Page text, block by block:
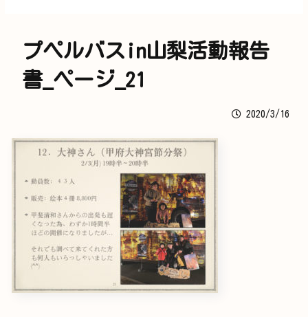
プペルバスin山梨活動報告
書_ページ_21
2020/3/16